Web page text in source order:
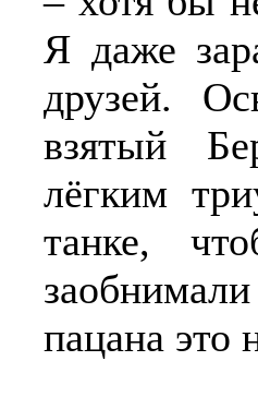
Я даже
друзей.
взятый
лёгким
танке,
пацана это